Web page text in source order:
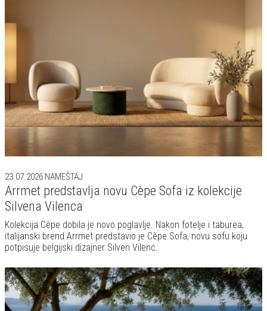
23.07.2026 NAMEŠTAJ
Arrmet predstavlja novu Cèpe Sofa iz kolekcije
Silvena Vilenca
Kolekcija Cèpe dobila je novo poglavlje. Nakon fotelje i taburea,
italijanski brend Arrmet predstavio je Cèpe Sofa, novu sofu koju
potpisuje belgijski dizajner Silven Vilenc.